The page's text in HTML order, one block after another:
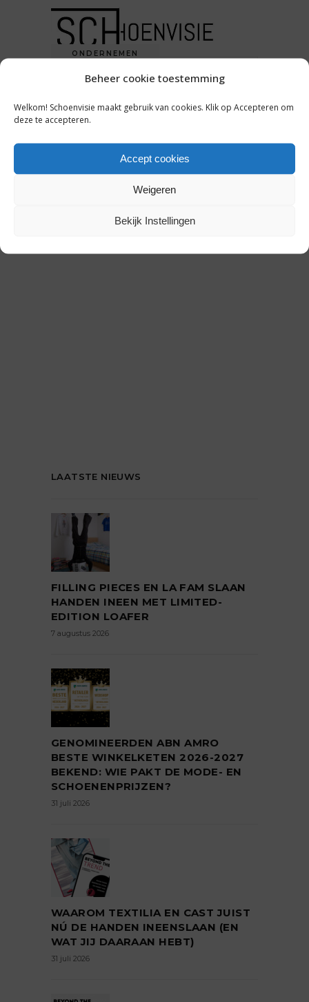
Beheer cookie toestemming
Welkom! Schoenvisie maakt gebruik van cookies. Klik op Accepteren om
deze te accepteren.
Accept cookies
Weigeren
Bekijk Instellingen
ONDERNEMEN
VAN RUGTASSENLIJN NAAR
RUNNERS VOOR NIKE ZIJN,
LAATSTE NIEUWS
FILLING PIECES EN LA FAM SLAAN
HANDEN INEEN MET LIMITED-
EDITION LOAFER
7 augustus 2026
GENOMINEERDEN ABN AMRO
BESTE WINKELKETEN 2026-2027
BEKEND: WIE PAKT DE MODE- EN
SCHOENENPRIJZEN?
31 juli 2026
WAAROM TEXTILIA EN CAST JUIST
NÚ DE HANDEN INEENSLAAN (EN
WAT JIJ DAARAAN HEBT)
31 juli 2026